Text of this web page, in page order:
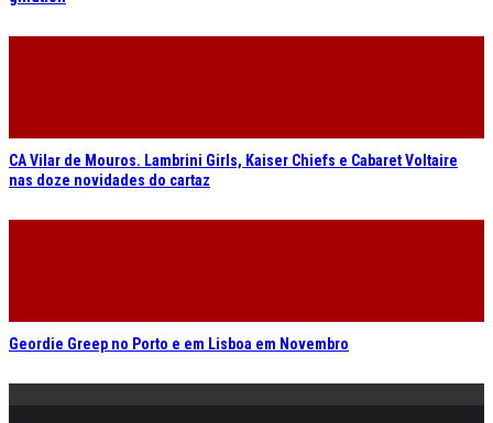
CA Vilar de Mouros. Lambrini Girls, Kaiser Chiefs e Cabaret Voltaire
nas doze novidades do cartaz
Geordie Greep no Porto e em Lisboa em Novembro